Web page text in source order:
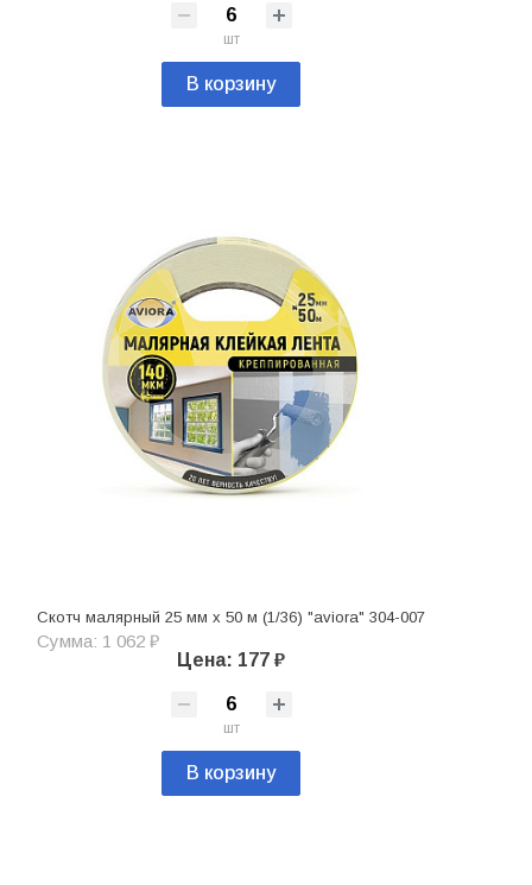
шт
В корзину
Скотч малярный 25 мм х 50 м (1/36) "aviora" 304-007
Сумма: 1 062 ₽
Цена: 177 ₽
шт
В корзину